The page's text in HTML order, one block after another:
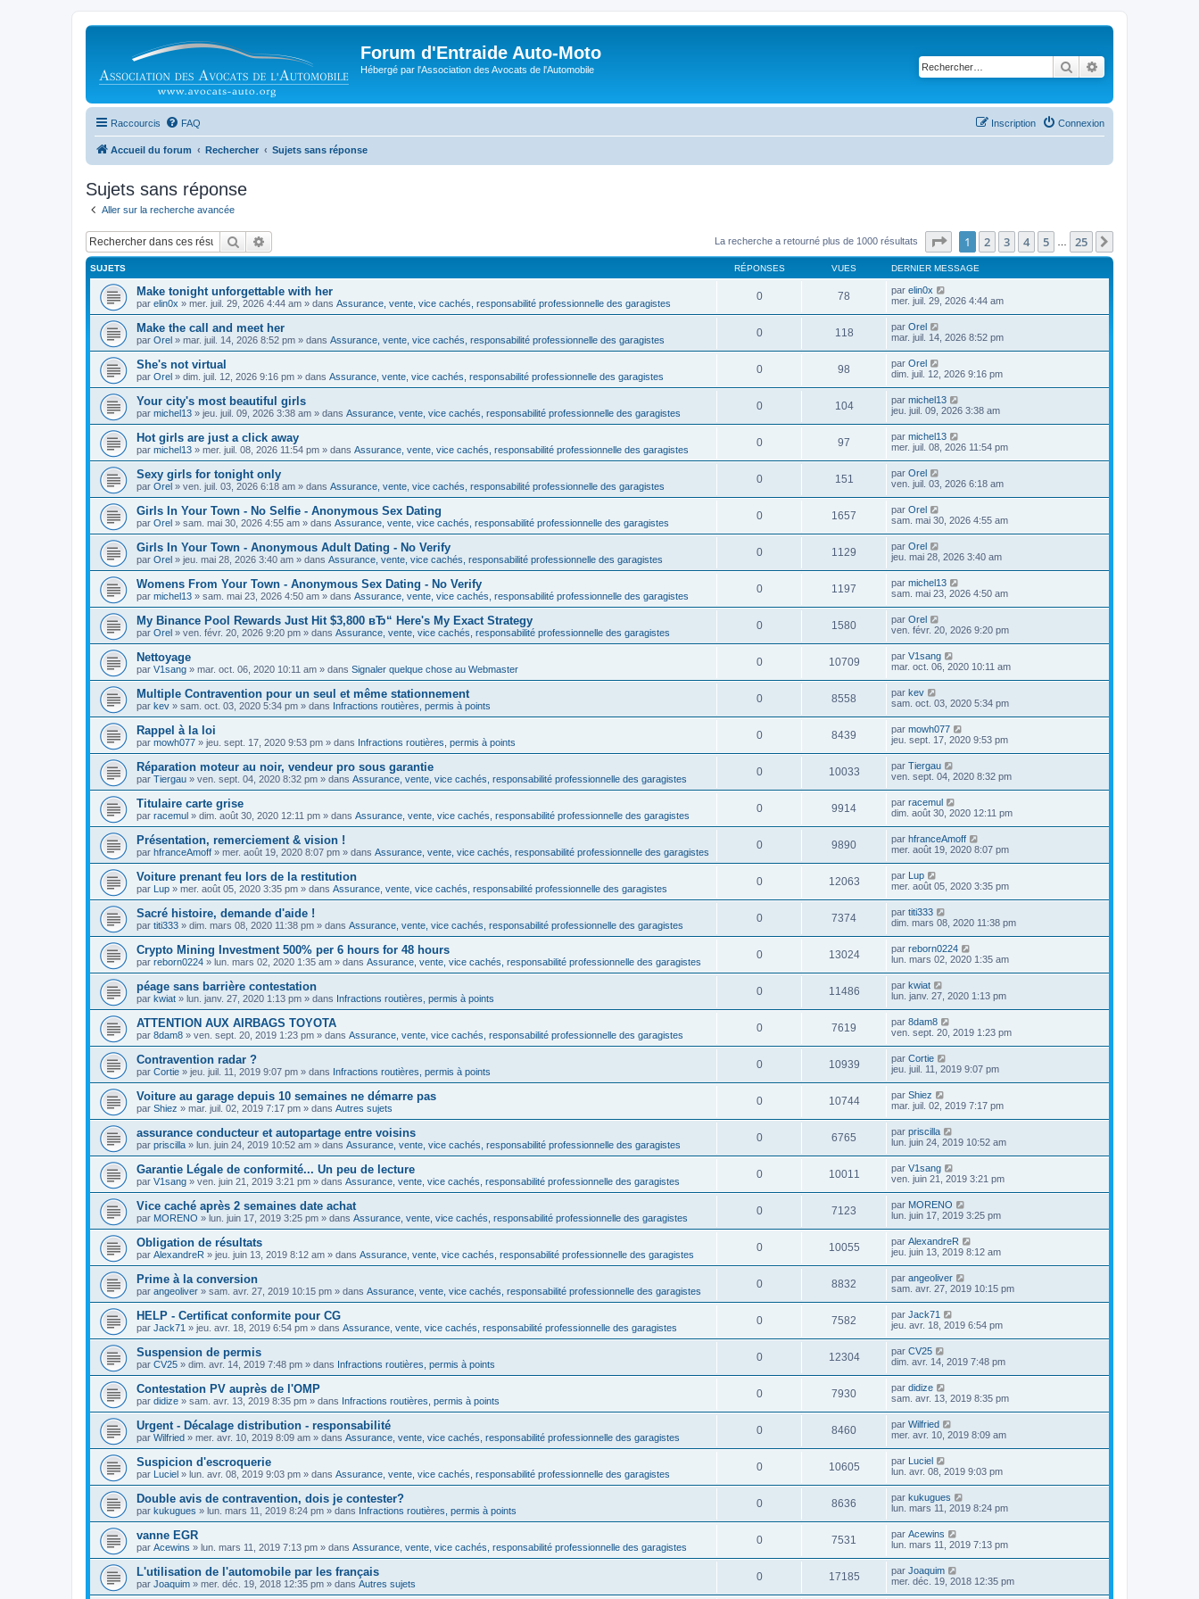
Forum d'Entraide Auto-Moto
Hébergé par l'Association des Avocats de l'Automobile Rechercher
Raccourcis FAQ Connexion
Inscription
Accueil du forum Rechercher Sujets sans réponse
Sujets sans réponse
Aller sur la recherche avancée
Rechercher La recherche a retourné plus de 1000 résultats Page sur25
1 2 3 4 5 25
SUJETS RÉPONSES VUES DERNIER MESSAGE
Make tonight unforgettable with her
par elin0x » mer. juil. 29, 2026 4:44 am » dans Assurance, vente, vice cachés, responsabilité professionnelle des garagistes
0 78 par elin0x
mer. juil. 29, 2026 4:44 am
Make the call and meet her
par Orel » mar. juil. 14, 2026 8:52 pm » dans Assurance, vente, vice cachés, responsabilité professionnelle des garagistes
0 118 par Orel
mar. juil. 14, 2026 8:52 pm
She's not virtual
par Orel » dim. juil. 12, 2026 9:16 pm » dans Assurance, vente, vice cachés, responsabilité professionnelle des garagistes
0 98 par Orel
dim. juil. 12, 2026 9:16 pm
Your city's most beautiful girls
par michel13 » jeu. juil. 09, 2026 3:38 am » dans Assurance, vente, vice cachés, responsabilité professionnelle des garagistes
0 104 par michel13
jeu. juil. 09, 2026 3:38 am
Hot girls are just a click away
par michel13 » mer. juil. 08, 2026 11:54 pm » dans Assurance, vente, vice cachés, responsabilité professionnelle des garagistes
0 97 par michel13
mer. juil. 08, 2026 11:54 pm
Sexy girls for tonight only
par Orel » ven. juil. 03, 2026 6:18 am » dans Assurance, vente, vice cachés, responsabilité professionnelle des garagistes
0 151 par Orel
ven. juil. 03, 2026 6:18 am
Girls In Your Town - No Selfie - Anonymous Sex Dating
par Orel » sam. mai 30, 2026 4:55 am » dans Assurance, vente, vice cachés, responsabilité professionnelle des garagistes
0 1657 par Orel
sam. mai 30, 2026 4:55 am
Girls In Your Town - Anonymous Adult Dating - No Verify
par Orel » jeu. mai 28, 2026 3:40 am » dans Assurance, vente, vice cachés, responsabilité professionnelle des garagistes
0 1129 par Orel
jeu. mai 28, 2026 3:40 am
Womens From Your Town - Anonymous Sex Dating - No Verify
par michel13 » sam. mai 23, 2026 4:50 am » dans Assurance, vente, vice cachés, responsabilité professionnelle des garagistes
0 1197 par michel13
sam. mai 23, 2026 4:50 am
My Binance Pool Rewards Just Hit $3,800 вЂ“ Here's My Exact Strategy
par Orel » ven. févr. 20, 2026 9:20 pm » dans Assurance, vente, vice cachés, responsabilité professionnelle des garagistes
0 1580 par Orel
ven. févr. 20, 2026 9:20 pm
Nettoyage
par V1sang » mar. oct. 06, 2020 10:11 am » dans Signaler quelque chose au Webmaster
0 10709 par V1sang
mar. oct. 06, 2020 10:11 am
Multiple Contravention pour un seul et même stationnement
par kev » sam. oct. 03, 2020 5:34 pm » dans Infractions routières, permis à points
0 8558 par kev
sam. oct. 03, 2020 5:34 pm
Rappel à la loi
par mowh077 » jeu. sept. 17, 2020 9:53 pm » dans Infractions routières, permis à points
0 8439 par mowh077
jeu. sept. 17, 2020 9:53 pm
Réparation moteur au noir, vendeur pro sous garantie
par Tiergau » ven. sept. 04, 2020 8:32 pm » dans Assurance, vente, vice cachés, responsabilité professionnelle des garagistes
0 10033 par Tiergau
ven. sept. 04, 2020 8:32 pm
Titulaire carte grise
par racemul » dim. août 30, 2020 12:11 pm » dans Assurance, vente, vice cachés, responsabilité professionnelle des garagistes
0 9914 par racemul
dim. août 30, 2020 12:11 pm
Présentation, remerciement & vision !
par hfranceAmoff » mer. août 19, 2020 8:07 pm » dans Assurance, vente, vice cachés, responsabilité professionnelle des garagistes
0 9890 par hfranceAmoff
mer. août 19, 2020 8:07 pm
Voiture prenant feu lors de la restitution
par Lup » mer. août 05, 2020 3:35 pm » dans Assurance, vente, vice cachés, responsabilité professionnelle des garagistes
0 12063 par Lup
mer. août 05, 2020 3:35 pm
Sacré histoire, demande d'aide !
par titi333 » dim. mars 08, 2020 11:38 pm » dans Assurance, vente, vice cachés, responsabilité professionnelle des garagistes
0 7374 par titi333
dim. mars 08, 2020 11:38 pm
Crypto Mining Investment 500% per 6 hours for 48 hours
par reborn0224 » lun. mars 02, 2020 1:35 am » dans Assurance, vente, vice cachés, responsabilité professionnelle des garagistes
0 13024 par reborn0224
lun. mars 02, 2020 1:35 am
péage sans barrière contestation
par kwiat » lun. janv. 27, 2020 1:13 pm » dans Infractions routières, permis à points
0 11486 par kwiat
lun. janv. 27, 2020 1:13 pm
ATTENTION AUX AIRBAGS TOYOTA
par 8dam8 » ven. sept. 20, 2019 1:23 pm » dans Assurance, vente, vice cachés, responsabilité professionnelle des garagistes
0 7619 par 8dam8
ven. sept. 20, 2019 1:23 pm
Contravention radar ?
par Cortie » jeu. juil. 11, 2019 9:07 pm » dans Infractions routières, permis à points
0 10939 par Cortie
jeu. juil. 11, 2019 9:07 pm
Voiture au garage depuis 10 semaines ne démarre pas
par Shiez » mar. juil. 02, 2019 7:17 pm » dans Autres sujets
0 10744 par Shiez
mar. juil. 02, 2019 7:17 pm
assurance conducteur et autopartage entre voisins
par priscilla » lun. juin 24, 2019 10:52 am » dans Assurance, vente, vice cachés, responsabilité professionnelle des garagistes
0 6765 par priscilla
lun. juin 24, 2019 10:52 am
Garantie Légale de conformité... Un peu de lecture
par V1sang » ven. juin 21, 2019 3:21 pm » dans Assurance, vente, vice cachés, responsabilité professionnelle des garagistes
0 10011 par V1sang
ven. juin 21, 2019 3:21 pm
Vice caché après 2 semaines date achat
par MORENO » lun. juin 17, 2019 3:25 pm » dans Assurance, vente, vice cachés, responsabilité professionnelle des garagistes
0 7123 par MORENO
lun. juin 17, 2019 3:25 pm
Obligation de résultats
par AlexandreR » jeu. juin 13, 2019 8:12 am » dans Assurance, vente, vice cachés, responsabilité professionnelle des garagistes
0 10055 par AlexandreR
jeu. juin 13, 2019 8:12 am
Prime à la conversion
par angeoliver » sam. avr. 27, 2019 10:15 pm » dans Assurance, vente, vice cachés, responsabilité professionnelle des garagistes
0 8832 par angeoliver
sam. avr. 27, 2019 10:15 pm
HELP - Certificat conformite pour CG
par Jack71 » jeu. avr. 18, 2019 6:54 pm » dans Assurance, vente, vice cachés, responsabilité professionnelle des garagistes
0 7582 par Jack71
jeu. avr. 18, 2019 6:54 pm
Suspension de permis
par CV25 » dim. avr. 14, 2019 7:48 pm » dans Infractions routières, permis à points
0 12304 par CV25
dim. avr. 14, 2019 7:48 pm
Contestation PV auprès de l'OMP
par didize » sam. avr. 13, 2019 8:35 pm » dans Infractions routières, permis à points
0 7930 par didize
sam. avr. 13, 2019 8:35 pm
Urgent - Décalage distribution - responsabilité
par Wilfried » mer. avr. 10, 2019 8:09 am » dans Assurance, vente, vice cachés, responsabilité professionnelle des garagistes
0 8460 par Wilfried
mer. avr. 10, 2019 8:09 am
Suspicion d'escroquerie
par Luciel » lun. avr. 08, 2019 9:03 pm » dans Assurance, vente, vice cachés, responsabilité professionnelle des garagistes
0 10605 par Luciel
lun. avr. 08, 2019 9:03 pm
Double avis de contravention, dois je contester?
par kukugues » lun. mars 11, 2019 8:24 pm » dans Infractions routières, permis à points
0 8636 par kukugues
lun. mars 11, 2019 8:24 pm
vanne EGR
par Acewins » lun. mars 11, 2019 7:13 pm » dans Assurance, vente, vice cachés, responsabilité professionnelle des garagistes
0 7531 par Acewins
lun. mars 11, 2019 7:13 pm
L'utilisation de l'automobile par les français
par Joaquim » mer. déc. 19, 2018 12:35 pm » dans Autres sujets
0 17185 par Joaquim
mer. déc. 19, 2018 12:35 pm